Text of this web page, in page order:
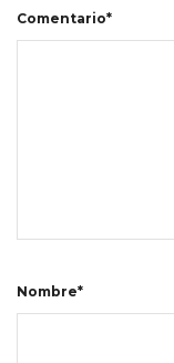
Comentario*
Nombre*